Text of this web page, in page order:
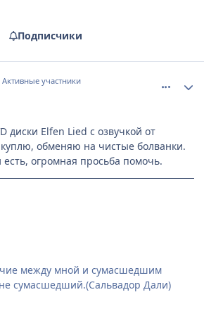
Подписчики
Активные участники
диски Elfen Lied с озвучкой от
обменяю на чистые болванки.
есть, огромная просьба помочь.
между мной и сумасшедшим
сумасшедший.(Сальвадор Дали)